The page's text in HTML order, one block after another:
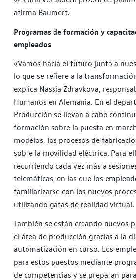
afirma Baumert.
Programas de formación y
empleados
«Vamos hacia el futuro junto a
lo que se refiere a la
explica Nassia Zdravkova,
Humanos en Alemania. En el
Producción se llevan a cabo
formación sobre la puesta en
modelos, los procesos de
sobre la movilidad eléctrica. Para
recurriendo cada vez más a
telemáticas, en las que los
familiarizarse con los nuevos
utilizando gafas de realidad virtual.
También se están creando nuevos
el área de producción gracias a la
automatización en curso. Los
para estos puestos mediante
de competencias y se preparan